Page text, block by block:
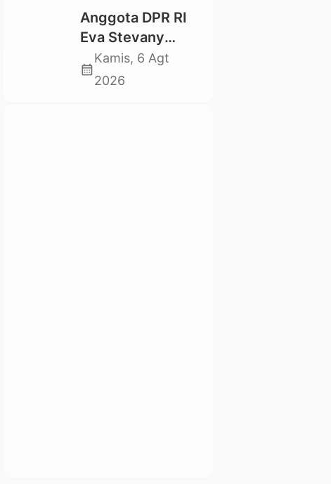
tidak Larut dalam
Trauma dan
Kesedihan
Berkepanjangan
Anggota DPR RI
Eva Stevany
Rataba Salurkan
Bantuan Bagi
calendar_month
Kamis, 6 Agt
2026